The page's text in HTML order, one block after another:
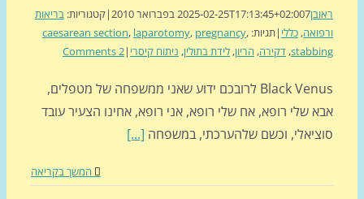
2025-02-25T17:13:45+02:00
|קטגוריות:בריאות
כללי|תגיות: caesarean section,laparotomy,pregnancy,
,דקירה,הריון,לידת בתולין,ניתוח קיסרי|
2 Comments
Black Venus לרובכם ידוע שאני ממשפחה של מטפלים,
שלי רופא, אח שלי רופא, אני רופא, אחינו הצעיר עובד
וכשם שלהערכתי, במשפחה[...]
המשך בקריאה